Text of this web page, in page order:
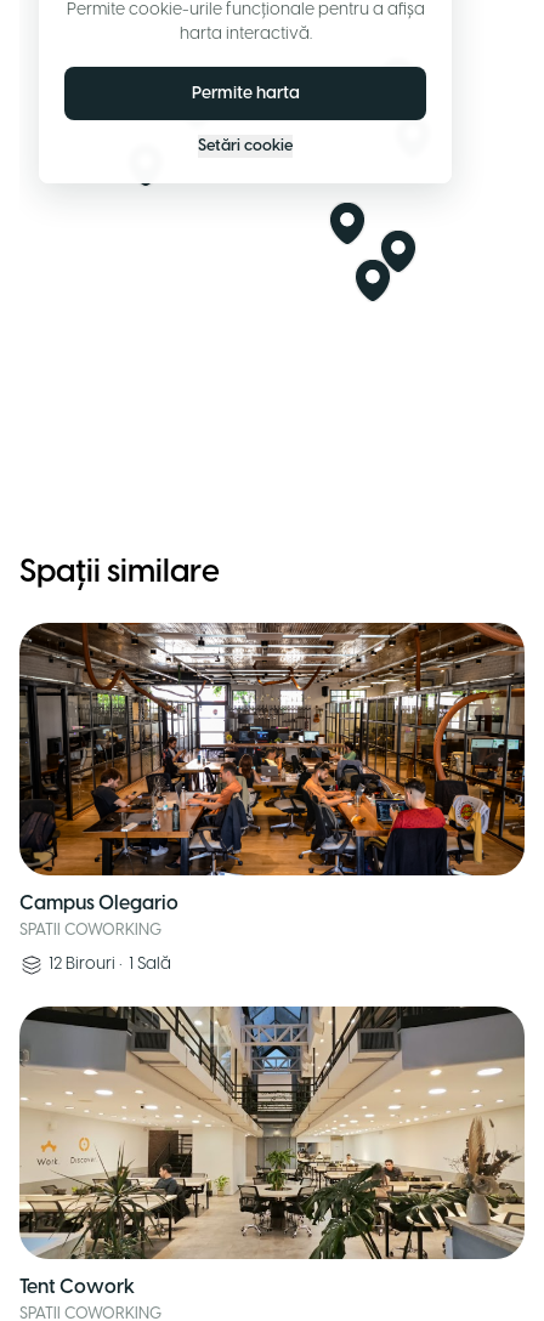
Permite cookie-urile funcționale pentru a afișa
harta interactivă.
Permite harta
Setări cookie
Spații similare
Campus Olegario
SPATII COWORKING
12 Birouri • 1 Sală
Tent Cowork
SPATII COWORKING